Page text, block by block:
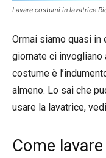
Lavare costumi in lavatrice
Ormai siamo quasi
giornate ci invogliano
costume è
almeno. Lo sai che
usare la lavatrice,
Come